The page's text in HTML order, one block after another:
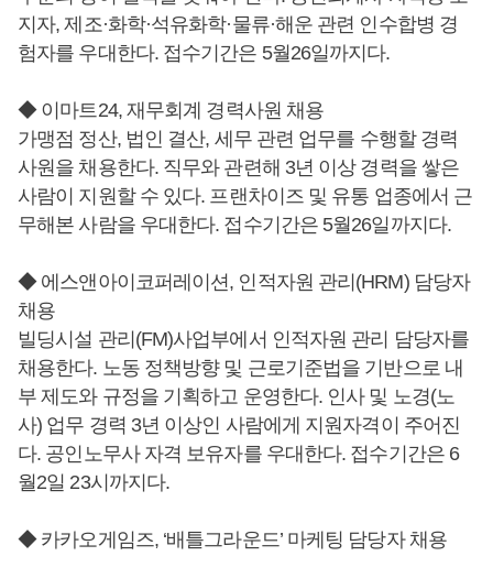
지자, 제조·화학·석유화학·물류·해운 관련 인수합병 경
험자를 우대한다. 접수기간은 5월26일까지다.
◆ 이마트24, 재무회계 경력사원 채용
가맹점 정산, 법인 결산, 세무 관련 업무를 수행할 경력
사원을 채용한다. 직무와 관련해 3년 이상 경력을 쌓은
사람이 지원할 수 있다. 프랜차이즈 및 유통 업종에서 근
무해본 사람을 우대한다. 접수기간은 5월26일까지다.
◆ 에스앤아이코퍼레이션, 인적자원 관리(HRM) 담당자
채용
빌딩시설 관리(FM)사업부에서 인적자원 관리 담당자를
채용한다. 노동 정책방향 및 근로기준법을 기반으로 내
부 제도와 규정을 기획하고 운영한다. 인사 및 노경(노
사) 업무 경력 3년 이상인 사람에게 지원자격이 주어진
다. 공인노무사 자격 보유자를 우대한다. 접수기간은 6
월2일 23시까지다.
◆ 카카오게임즈, ‘배틀그라운드’ 마케팅 담당자 채용